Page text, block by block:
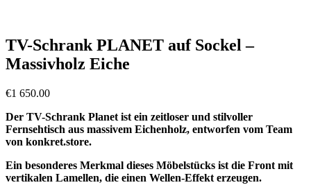
TV-Schrank PLANET auf Sockel –
Massivholz Eiche
€1 650.00
Der TV-Schrank Planet ist ein zeitloser und stilvoller
Fernsehtisch aus massivem Eichenholz, entworfen vom Team
von konkret.store.
Ein besonderes Merkmal dieses Möbelstücks ist die Front mit
vertikalen Lamellen, die einen Wellen-Effekt erzeugen.